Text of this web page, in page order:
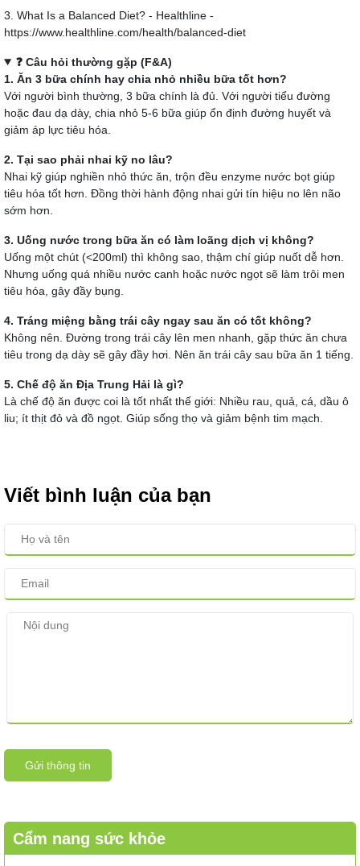
3. What Is a Balanced Diet? - Healthline -
https://www.healthline.com/health/balanced-diet
❓ Câu hỏi thường gặp (F&A)
1. Ăn 3 bữa chính hay chia nhỏ nhiều bữa tốt hơn?
Với người bình thường, 3 bữa chính là đủ. Với người tiểu đường
hoặc đau dạ dày, chia nhỏ 5-6 bữa giúp ổn định đường huyết và
giảm áp lực tiêu hóa.
2. Tại sao phải nhai kỹ no lâu?
Nhai kỹ giúp nghiền nhỏ thức ăn, trộn đều enzyme nước bọt giúp
tiêu hóa tốt hơn. Đồng thời hành động nhai gửi tín hiệu no lên não
sớm hơn.
3. Uống nước trong bữa ăn có làm loãng dịch vị không?
Uống một chút (<200ml) thì không sao, thậm chí giúp nuốt dễ hơn.
Nhưng uống quá nhiều nước canh hoặc nước ngọt sẽ làm trôi men
tiêu hóa, gây đầy bụng.
4. Tráng miệng bằng trái cây ngay sau ăn có tốt không?
Không nên. Đường trong trái cây lên men nhanh, gặp thức ăn chưa
tiêu trong dạ dày sẽ gây đầy hơi. Nên ăn trái cây sau bữa ăn 1 tiếng.
5. Chế độ ăn Địa Trung Hải là gì?
Là chế độ ăn được coi là tốt nhất thế giới: Nhiều rau, quả, cá, dầu ô
liu; ít thịt đỏ và đồ ngọt. Giúp sống thọ và giảm bệnh tim mạch.
Viết bình luận của bạn
Gửi thông tin
Cẩm nang sức khỏe